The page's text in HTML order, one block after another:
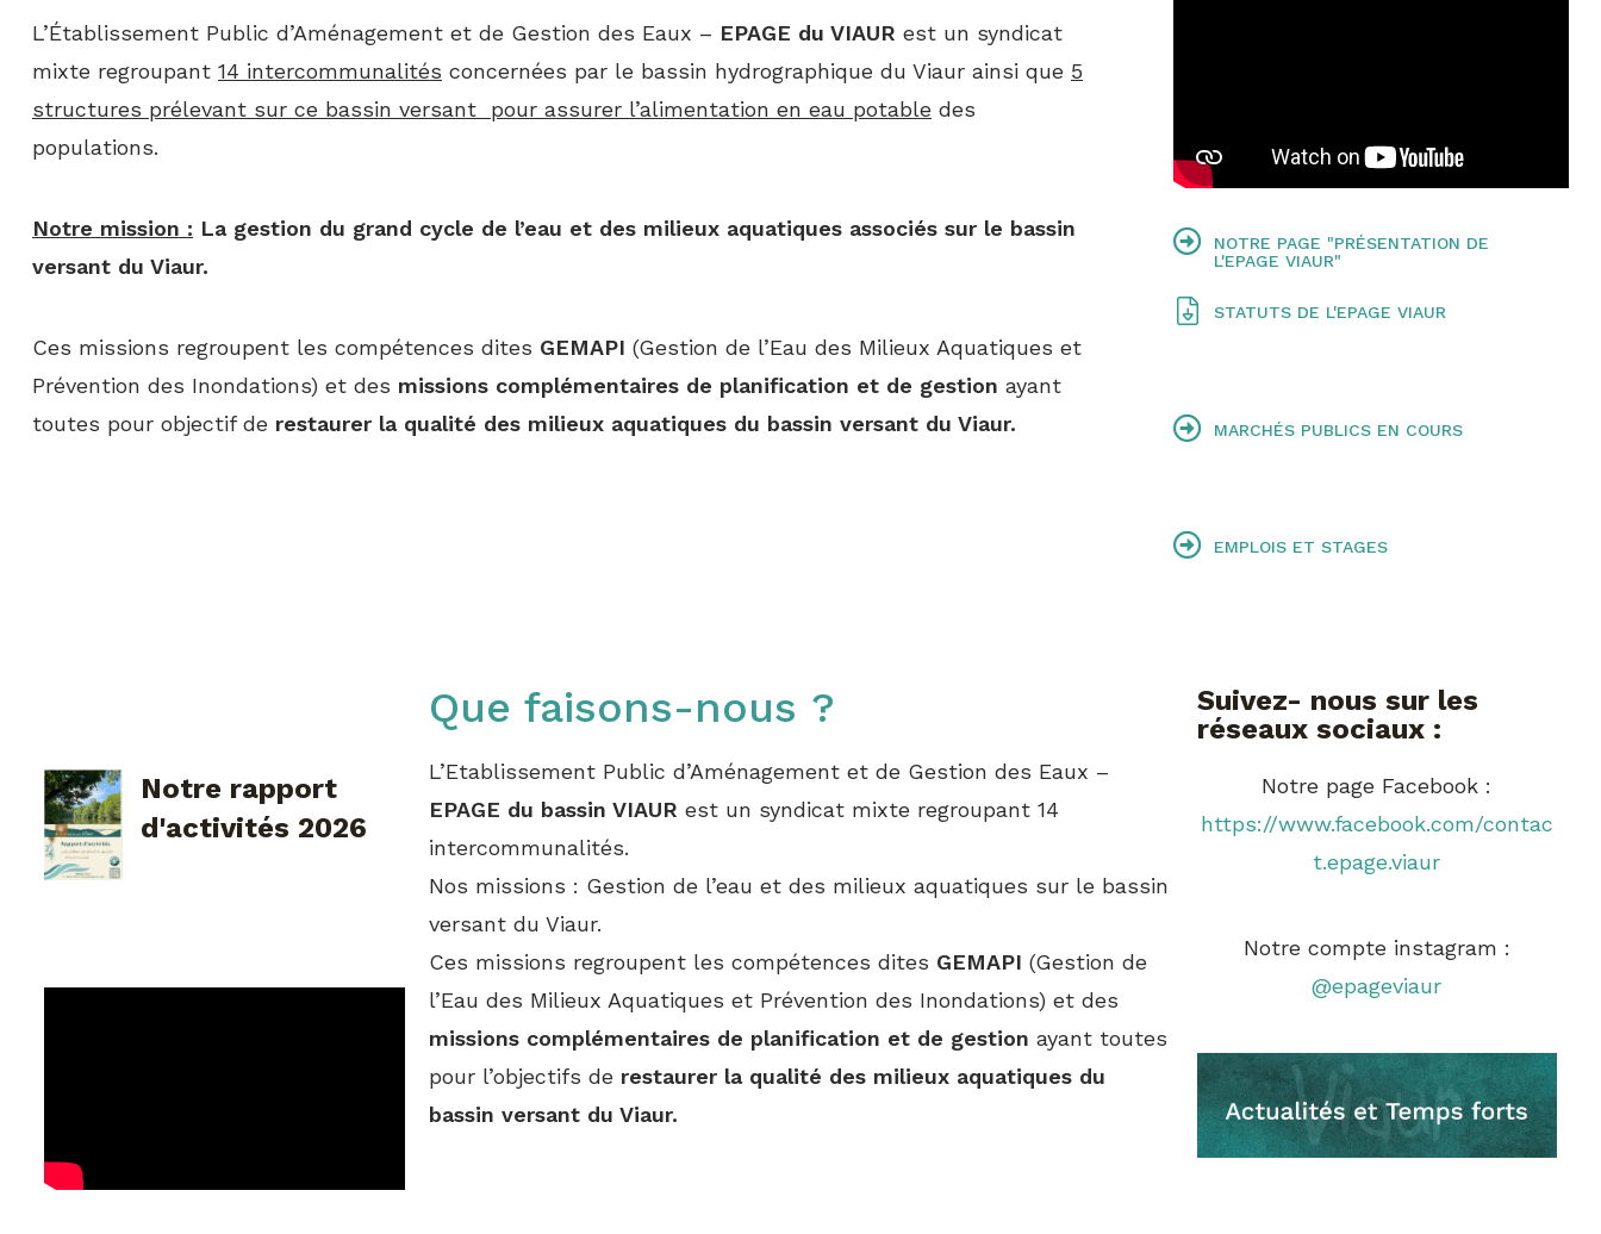
L’Établissement Public d’Aménagement et de Gestion des Eaux – EPAGE du VIAUR est un syndicat
mixte regroupant 14 intercommunalités concernées par le bassin hydrographique du Viaur ainsi que 5
structures prélevant sur ce bassin versant pour assurer l’alimentation en eau potable des
populations.
Notre mission : La gestion du grand cycle de l’eau et des milieux aquatiques associés sur le bassin
versant du Viaur.
Ces missions regroupent les compétences dites GEMAPI (Gestion de l’Eau des Milieux Aquatiques et
Prévention des Inondations) et des missions complémentaires de planification et de gestion ayant
toutes pour objectif de restaurer la qualité des milieux aquatiques du bassin versant du Viaur.
NOTRE PAGE "PRÉSENTATION DE
L'EPAGE VIAUR"
STATUTS DE L'EPAGE VIAUR
MARCHÉS PUBLICS EN COURS
EMPLOIS ET STAGES
Notre rapport
d'activités 2026
Que faisons-nous ?
L’Etablissement Public d’Aménagement et de Gestion des Eaux –
EPAGE du bassin VIAUR est un syndicat mixte regroupant 14
intercommunalités.
Nos missions : Gestion de l’eau et des milieux aquatiques sur le bassin
versant du Viaur.
Ces missions regroupent les compétences dites GEMAPI (Gestion de
l’Eau des Milieux Aquatiques et Prévention des Inondations) et des
missions complémentaires de planification et de gestion ayant toutes
pour l’objectifs de restaurer la qualité des milieux aquatiques du
bassin versant du Viaur.
Suivez- nous sur les
réseaux sociaux :
Notre page Facebook :
https://www.facebook.com/contac
t.epage.viaur
Notre compte instagram :
@epageviaur